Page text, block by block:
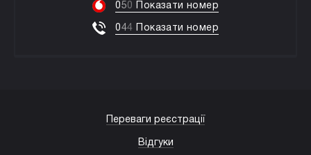
050 Показати номер
044 Показати номер
Переваги реєстрації
Відгуки